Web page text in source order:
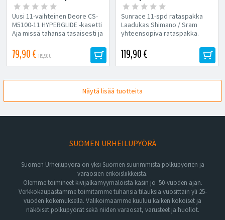
Uusi 11-vaihteinen Deore CS-
M5100-11 HYPERGLIDE -kasetti
Aja missä tahansa tasaisesti ja
79,90 € 119,90 €
Sunrace 11-spd rataspakka
Laadukas Shimano / Sram
yhteensopiva rataspakka.
512...
119,90 €
Näytä lisää tuotteita
SUOMEN URHEILUPYÖRÄ
Suomen Urheilupyörä on yksi Suomen suurimmista polkupyörien ja
varaosien erikoisliikkeistä.
Olemme toimineet kivijalkamyymälöistä käsin jo 50-vuoden ajan.
Verkkokaupastamme toimitamme tuhansia tilauksia vuosittain yli 25-
vuoden kokemuksella. Valikoimaamme kuuluu kaiken kokoiset ja
näköiset polkupyörät sekä niiden varaosat, varusteet ja huollot.